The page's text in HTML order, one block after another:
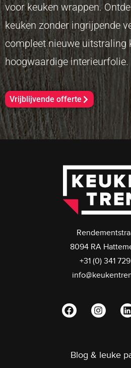
voor keuken wrappen.
keuken zonder ingrijpende
compleet nieuwe uitstraling
hoogwaardige interieurfolie.
Vrijblijvende offerte
8094 RA
+31 (0) 341
Blog & leuke